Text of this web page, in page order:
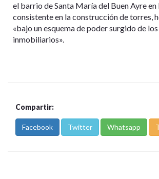
el barrio de Santa María del Buen Ayre en
consistente en la construcción de torres,
«bajo un esquema de poder surgido de
inmobiliarios».
Compartir:
Facebook Twitter Whatsapp